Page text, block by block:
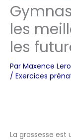
les
les
Par Maxence
/ Exercices
La grossesse